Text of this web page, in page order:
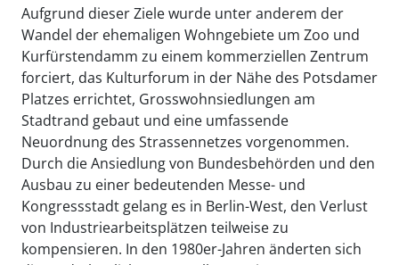
Aufgrund dieser Ziele wurde unter anderem der
Wandel der ehemaligen Wohngebiete um Zoo und
Kurfürstendamm zu einem kommerziellen Zentrum
forciert, das Kulturforum in der Nähe des Potsdamer
Platzes errichtet, Grosswohnsiedlungen am
Stadtrand gebaut und eine umfassende
Neuordnung des Strassennetzes vorgenommen.
Durch die Ansiedlung von Bundesbehörden und den
Ausbau zu einer bedeutenden Messe- und
Kongressstadt gelang es in Berlin-West, den Verlust
von Industriearbeitsplätzen teilweise zu
kompensieren. In den 1980er-Jahren änderten sich